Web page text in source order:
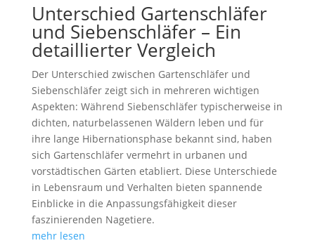
Unterschied Gartenschläfer
und Siebenschläfer – Ein
detaillierter Vergleich
Der Unterschied zwischen Gartenschläfer und
Siebenschläfer zeigt sich in mehreren wichtigen
Aspekten: Während Siebenschläfer typischerweise in
dichten, naturbelassenen Wäldern leben und für
ihre lange Hibernationsphase bekannt sind, haben
sich Gartenschläfer vermehrt in urbanen und
vorstädtischen Gärten etabliert. Diese Unterschiede
in Lebensraum und Verhalten bieten spannende
Einblicke in die Anpassungsfähigkeit dieser
faszinierenden Nagetiere.
mehr lesen